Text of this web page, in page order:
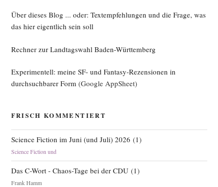
(Nach­
trag
Über dieses Blog ... oder: Textempfehlungen und die Frage, was
das hier eigentlich sein soll
Rechner zur Landtagswahl Baden-Württemberg
Experimentell: meine SF- und Fantasy-Rezensionen in
durchsuchbarer Form(Google AppSheet)
FRISCH KOMMENTIERT
Science Fiction im Juni (und Juli) 2026 (1)
Science Fiction und
Das C-Wort - Chaos-Tage bei der CDU(1)
Frank Hamm